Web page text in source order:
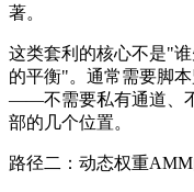
著。
这类套利的核心不是"
的平衡"。通常需要脚
——不需要私有通道、
部的几个位置。
路径二：动态权重